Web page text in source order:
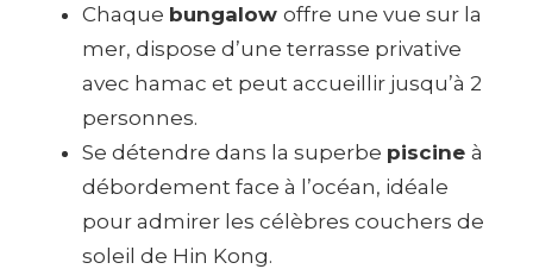
Chaque bungalow offre une vue sur la
mer, dispose d’une terrasse privative
avec hamac et peut accueillir jusqu’à 2
personnes.
Se détendre dans la superbe piscine à
débordement face à l’océan, idéale
pour admirer les célèbres couchers de
soleil de Hin Kong.